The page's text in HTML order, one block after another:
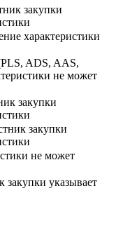
закупки
характеристики
ADS, AAS,
не может
закупки
закупки
не может
закупки указывает